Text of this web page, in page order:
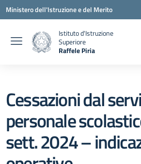
Vai ai contenuti
Vai al menu di navigazione
Vai al footer
Ministero dell'Istruzione e del Merito
Istituto d'Istruzione
Superiore
Raffele Piria
Cessazioni dal
personale
sett. 2024 –